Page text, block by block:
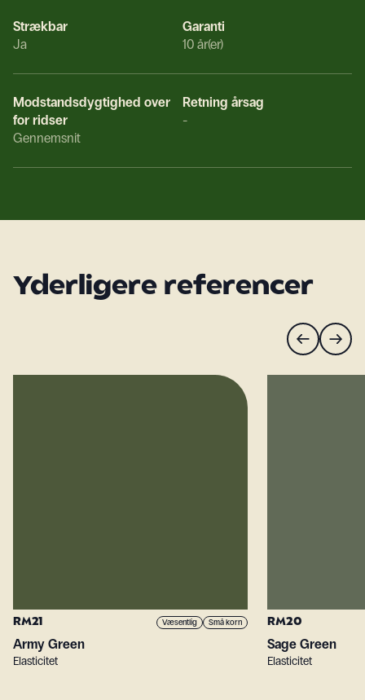
Strækbar
Ja
Garanti
10 år(er)
Modstandsdygtighed over
for ridser
Gennemsnit
Retning årsag
-
Yderligere referencer
RM21 Væsentlig Små korn
Army Green
Elasticitet
RM20
Sage Green
Elasticitet